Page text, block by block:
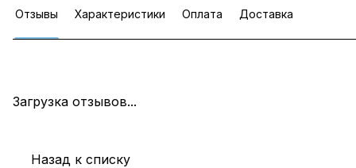
Отзывы Характеристики Оплата Доставка
Загрузка отзывов...
Назад к списку